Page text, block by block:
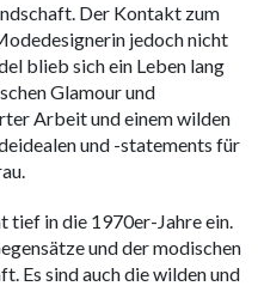
Der Kontakt zum
jedoch nicht
blieb sich ein Leben lang
Glamour und
Arbeit und einem wilden
und -statements für
tief in die 1970er-Jahre ein.
und der modischen
Es sind auch die wilden und